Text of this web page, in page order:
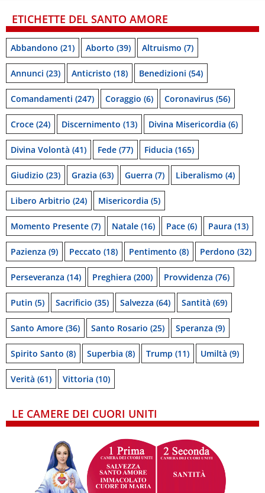
ETICHETTE DEL SANTO AMORE
Abbandono (21) Aborto (39) Altruismo (7)
Annunci (23) Anticristo (18) Benedizioni (54)
Comandamenti (247) Coraggio (6) Coronavirus (56)
Croce (24) Discernimento (13) Divina Misericordia (6)
Divina Volontà (41) Fede (77) Fiducia (165)
Giudizio (23) Grazia (63) Guerra (7) Liberalismo (4)
Libero Arbitrio (24) Misericordia (5)
Momento Presente (7) Natale (16) Pace (6) Paura (13)
Pazienza (9) Peccato (18) Pentimento (8) Perdono (32)
Perseveranza (14) Preghiera (200) Provvidenza (76)
Putin (5) Sacrificio (35) Salvezza (64) Santità (69)
Santo Amore (36) Santo Rosario (25) Speranza (9)
Spirito Santo (8) Superbia (8) Trump (11) Umiltà (9)
Verità (61) Vittoria (10)
LE CAMERE DEI CUORI UNITI